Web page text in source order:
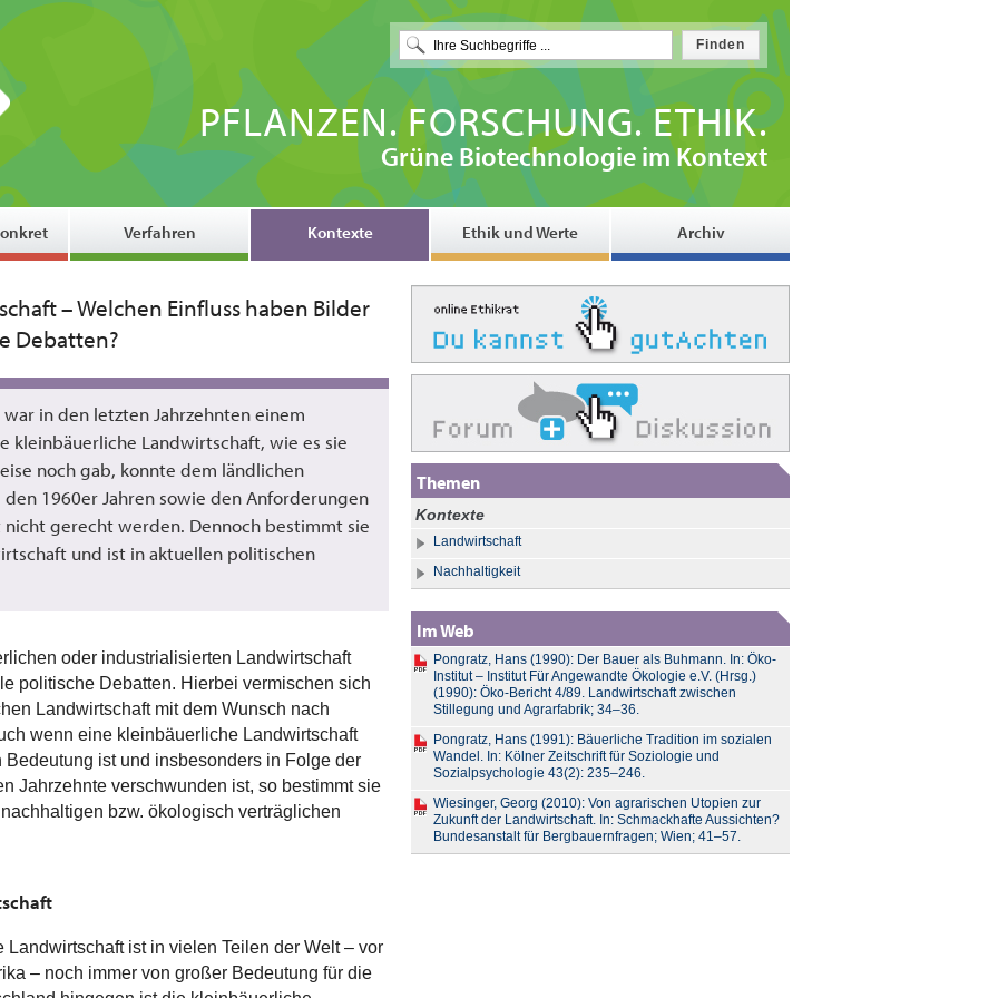
PFLANZEN. FORSCHUNG. ETHIK.
Grüne Biotechnologie im Kontext
Verfahren Kontexte Ethik und Werte Archiv
– Welchen Einfluss haben Bilder
Debatten?
in den letzten Jahrzehnten einem
kleinbäuerliche Landwirtschaft, wie es sie
noch gab, konnte dem ländlichen
1960er Jahren sowie den Anforderungen
gerecht werden. Dennoch bestimmt sie
und ist in aktuellen politischen
oder industrialisierten Landwirtschaft
politische Debatten. Hierbei vermischen sich
Landwirtschaft mit dem Wunsch nach
wenn eine kleinbäuerliche Landwirtschaft
ist und insbesonders in Folge der
Jahrzehnte verschwunden ist, so bestimmt sie
bzw. ökologisch verträglichen
ist in vielen Teilen der Welt – vor
– noch immer von großer Bedeutung für die
Themen
Kontexte
Landwirtschaft
Nachhaltigkeit
Im Web
Pongratz, Hans (1990): Der Bauer als Buhmann. In: Öko-
Institut – Institut Für Angewandte Ökologie e.V. (Hrsg.)
(1990): Öko-Bericht 4/89. Landwirtschaft zwischen
Stillegung und Agrarfabrik; 34–36.
Pongratz, Hans (1991): Bäuerliche Tradition im sozialen
Wandel. In: Kölner Zeitschrift für Soziologie und
Sozialpsychologie 43(2): 235–246.
Wiesinger, Georg (2010): Von agrarischen Utopien zur
Zukunft der Landwirtschaft. In: Schmackhafte Aussichten?
Bundesanstalt für Bergbauernfragen; Wien; 41–57.